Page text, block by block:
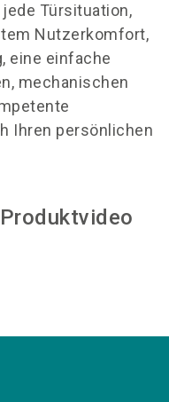
Türsituation,
Nutzerkomfort,
eine einfache
mechanischen
Ihren persönlichen